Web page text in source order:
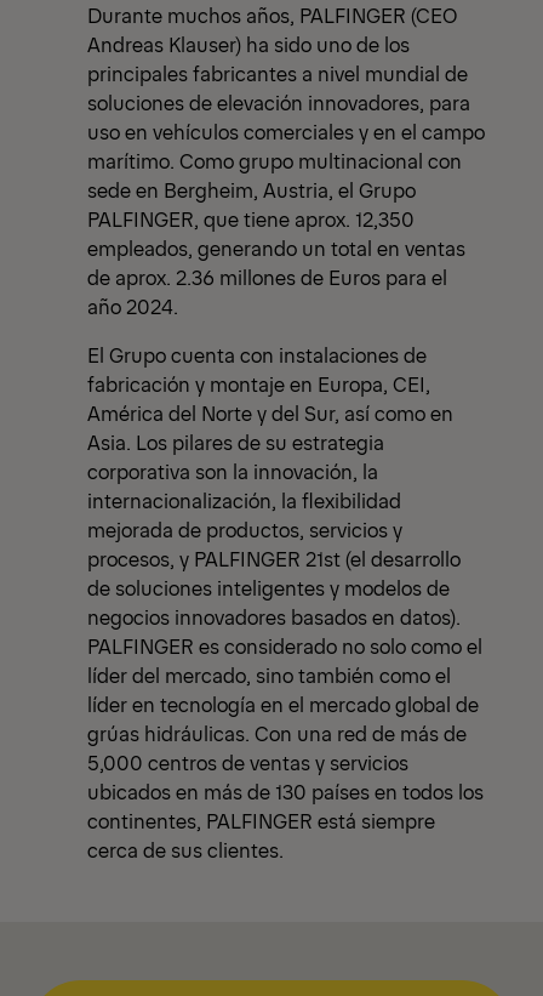
Durante muchos años, PALFINGER (CEO
Andreas Klauser) ha sido uno de los
principales fabricantes a nivel mundial de
soluciones de elevación innovadores, para
uso en vehículos comerciales y en el campo
marítimo. Como grupo multinacional con
sede en Bergheim, Austria, el Grupo
PALFINGER, que tiene aprox. 12,350
empleados, generando un total en ventas
de aprox. 2.36 millones de Euros para el
año 2024.
El Grupo cuenta con instalaciones de
fabricación y montaje en Europa, CEI,
América del Norte y del Sur, así como en
Asia. Los pilares de su estrategia
corporativa son la innovación, la
internacionalización, la flexibilidad
mejorada de productos, servicios y
procesos, y PALFINGER 21st (el desarrollo
de soluciones inteligentes y modelos de
negocios innovadores basados en datos).
PALFINGER es considerado no solo como el
líder del mercado, sino también como el
líder en tecnología en el mercado global de
grúas hidráulicas. Con una red de más de
5,000 centros de ventas y servicios
ubicados en más de 130 países en todos los
continentes, PALFINGER está siempre
cerca de sus clientes.